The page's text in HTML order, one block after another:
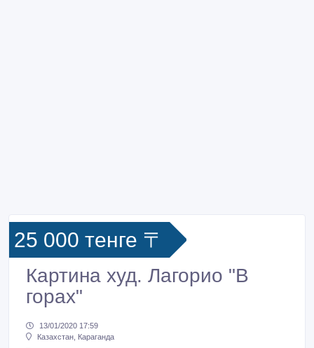
25 000 тенге 〒
Картина худ. Лагорио "В
горах"
13/01/2020 17:59
Казахстан, Караганда